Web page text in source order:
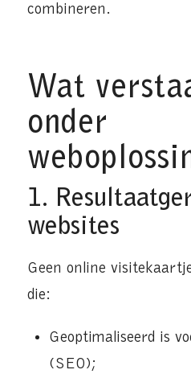
combineren.
Wat
onder
1.
websites
Geen online
die:
Geoptimaliseerd is
(SEO);